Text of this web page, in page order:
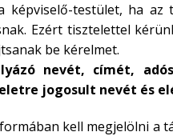
testület, ha az
Ezért tisztelettel
be kérelmet.
nevét, címét,
jogosult nevét és
kell megjelölni a